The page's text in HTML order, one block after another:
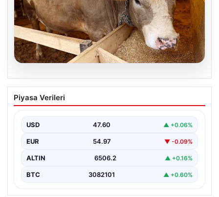
06.08.2026
Kurbanlık fiyatları il il sorgulama ekranı
2026: Büyükbaş ve küçükbaş canlı kilo
ve tüm illerin kurbanlık fiyatları
2026 Kurban Bayramı öncesinde en çok merak edilen
konulardan biri olan kurbanlık fiyatları netleşmeye…
Piyasa Verileri
USD 47.60 ▲ +0.06%
EUR 54.97 ▼ -0.09%
ALTIN 6506.2 ▲ +0.16%
BTC 3082101 ▲ +0.60%